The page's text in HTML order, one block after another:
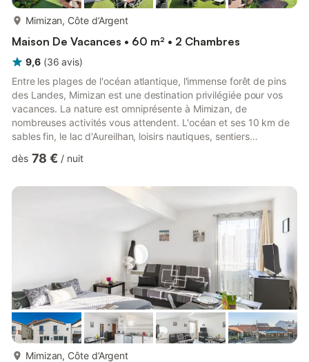
Mimizan, Côte d’Argent
Maison De Vacances • 60 m² • 2 Chambres
9,6 (36 avis)
Entre les plages de l'océan atlantique, l'immense forêt de pins
des Landes, Mimizan est une destination privilégiée pour vos
vacances. La nature est omniprésente à Mimizan, de
nombreuses activités vous attendent. L'océan et ses 10 km de
sables fin, le lac d'Aureilhan, loisirs nautiques, sentiers
vous passiez d'agréables vacances dans un cadre naturel riche
toutes commodités et à seulement 5 km des plages. Le résinier
est un gîte indépendant aménagé en rez de chaussée...
dès 78 € / nuit
Mimizan, Côte d’Argent